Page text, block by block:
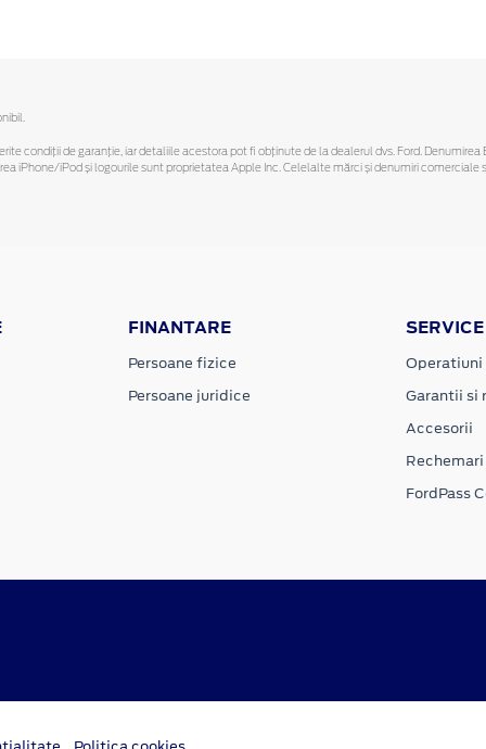
condiții de garanție, iar detaliile acestora pot fi obținute de la dealerul dvs. Ford.
iPhone/iPod și logourile sunt proprietatea Apple Inc. Celelalte mărci și denumiri comerciale
FINANTARE
Persoane fizice
Persoane juridice
SERVICE
Operatiuni
Garantii si
Accesorii
FordPass